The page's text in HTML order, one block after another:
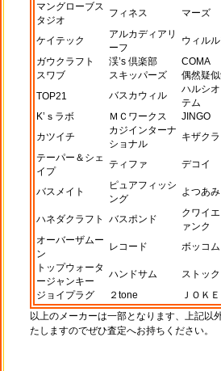
マングローブス
タジオ
フィネス マーズ
ケイテック
アルカディアリ
ーフ
ウィル
ガウクラフト
渓’s 倶楽部 COMA
スワブ
スキッパーズ 偶然疑
TOP21
バスカウィル
ハルシ
テム
K’ｓラボ
ＭＣワークス JINGO
カツイチ
カジインターナ
ショナル
キザクラ
テーパー＆シェ
イプ
ティファ デコイ
バスメイト
ピュアフィッシ
ング
よつあみ
ハネダクラフト バスポンド
クワイ
ァンク
オーバーザムー
ン
レコード ボッコム
トップウォータ
ージャンキー
ハンドサム ストック
ジョイプラグ
２tone ＪＯＫＥ
以上のメーカーは一部となります、上記以
たしますのでぜひ査定へお持ちください。